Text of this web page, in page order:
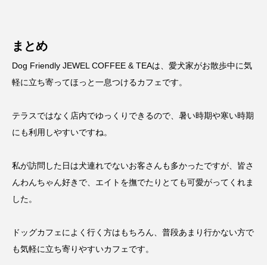
まとめ
Dog Friendly JEWEL COFFEE & TEAは、愛犬家がお散歩中に気
軽に立ち寄ってほっと一息つけるカフェです。
テラスではなく店内でゆっくりできるので、暑い時期や寒い時期
にも利用しやすいですね。
私が訪問した日は犬連れでないお客さんも多かったですが、皆さ
んわんちゃん好きで、エイトを撫でたりとても可愛がってくれま
した。
ドッグカフェによく行く方はもちろん、普段あまり行かない方で
も気軽に立ち寄りやすいカフェです。